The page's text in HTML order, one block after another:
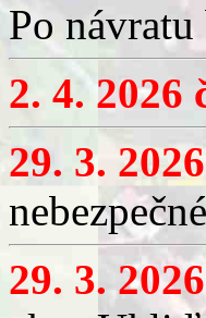
Po návratu
2. 4. 2026
29. 3.
29. 3.